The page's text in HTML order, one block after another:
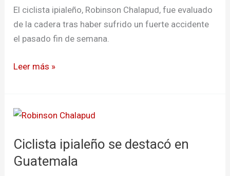
El ciclista ipialeño, Robinson Chalapud, fue evaluado
de la cadera tras haber sufrido un fuerte accidente
el pasado fin de semana.
en
entreno
Leer más »
Ciclista ipialeño se destacó en
Guatemala
Ciclista
se
destacó